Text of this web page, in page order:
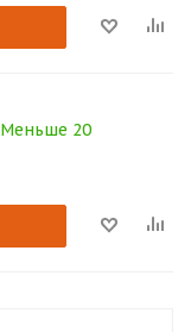
Меньше 20